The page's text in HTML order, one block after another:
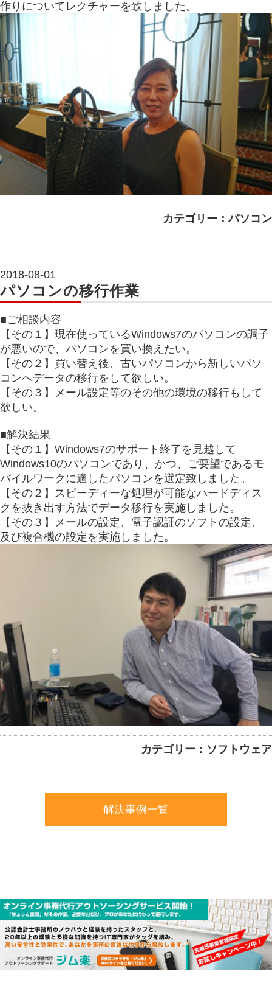
作りについてレクチャーを致しました。
カテゴリー：パソコン
2018-08-01
パソコンの移行作業
■ご相談内容
【その１】現在使っているWindows7のパソコンの調子
が悪いので、パソコンを買い換えたい。
【その２】買い替え後、古いパソコンから新しいパソ
コンへデータの移行をして欲しい。
【その３】メール設定等のその他の環境の移行もして
欲しい。
■解決結果
【その１】Windows7のサポート終了を見越して
Windows10のパソコンであり、かつ、ご要望であるモ
バイルワークに適したパソコンを選定致しました。
【その２】スピーディーな処理が可能なハードディス
クを抜き出す方法でデータ移行を実施しました。
【その３】メールの設定、電子認証のソフトの設定、
及び複合機の設定を実施しました。
カテゴリー：ソフトウェア
解決事例一覧